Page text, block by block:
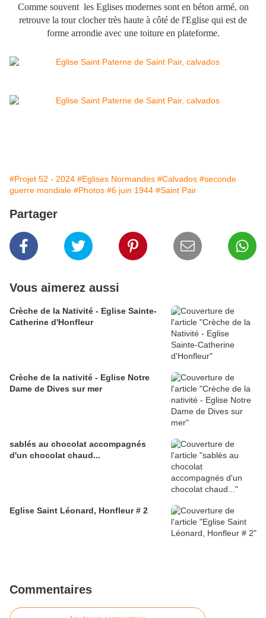
Comme souvent les Eglises modernes sont en béton armé, on
retrouve la tour clocher très haute à côté de l'Eglise qui est de
forme arrondie avec une toiture en plateforme.
#Projet 52 - 2024 #Eglises Normandes #Calvados #seconde
guerre mondiale #Photos #6 juin 1944 #Saint Pair
Partager
Vous aimerez aussi
Crèche de la Nativité - Eglise Sainte-
Catherine d'Honfleur
Crèche de la nativité - Eglise Notre
Dame de Dives sur mer
sablés au chocolat accompagnés
d'un chocolat chaud...
Eglise Saint Léonard, Honfleur # 2
Commentaires